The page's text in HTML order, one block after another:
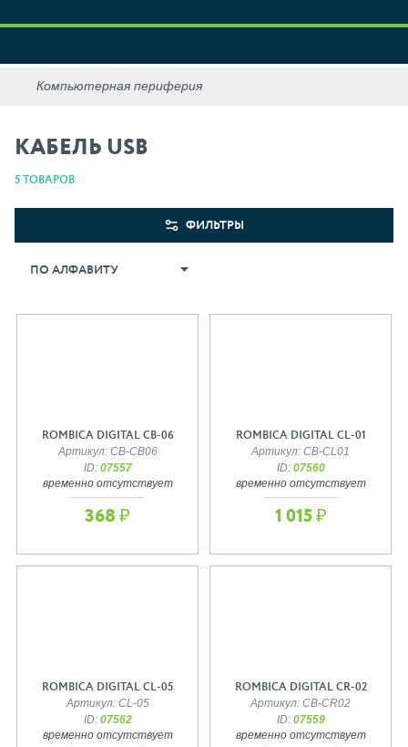
КАБЕЛЬ USB
5 ТОВАРОВ
ФИЛЬТРЫ
ПО АЛФАВИТУ
ROMBICA DIGITAL CB-06
Артикул: CB-CB06
ID: 07557
временно отсутствует
368 ₽
ROMBICA DIGITAL CL-01
Артикул: CB-CL01
ID: 07560
временно отсутствует
1 015 ₽
ROMBICA DIGITAL CL-05
Артикул: CL-05
ID: 07562
временно отсутствует
ROMBICA DIGITAL CR-02
Артикул: CB-CR02
ID: 07559
временно отсутствует